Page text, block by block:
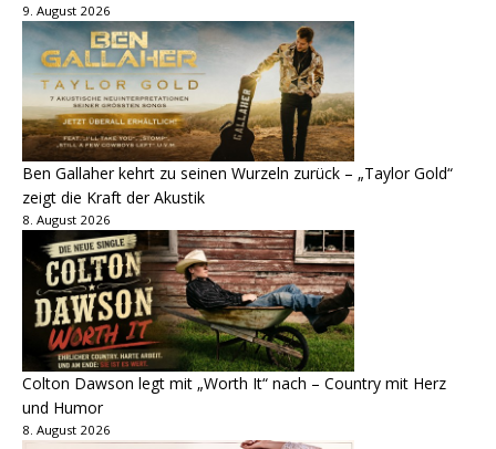
9. August 2026
Ben Gallaher kehrt zu seinen Wurzeln zurück – „Taylor Gold“
zeigt die Kraft der Akustik
8. August 2026
Colton Dawson legt mit „Worth It“ nach – Country mit Herz
und Humor
8. August 2026